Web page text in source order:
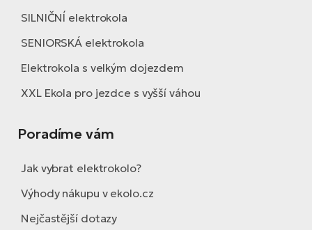
SILNIČNÍ elektrokola
SENIORSKÁ elektrokola
Elektrokola s velkým dojezdem
XXL Ekola pro jezdce s vyšší váhou
Poradíme vám
Jak vybrat elektrokolo?
Výhody nákupu v ekolo.cz
Nejčastější dotazy